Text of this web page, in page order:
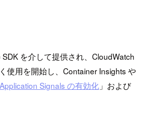
を介して提供され、CloudWatch
使用を開始し、Container Insights や
Signals の有効化」および